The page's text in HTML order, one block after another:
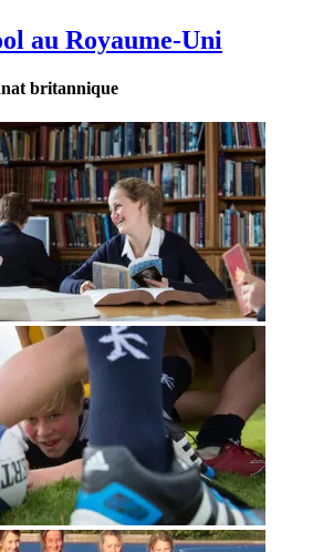
au Royaume-Uni
britannique